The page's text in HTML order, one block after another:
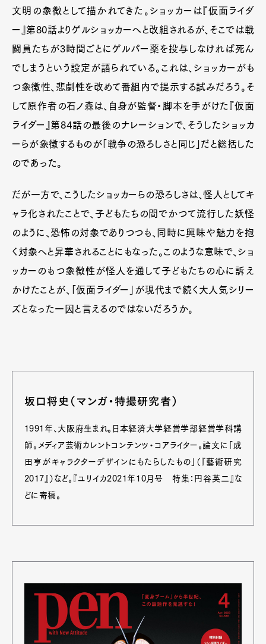
文明の象徴として描かれてきた。ショッカーは『仮面ライダ
ー』第80話よりゲルショッカーへと改組されるが、そこでは戦
闘員たちが3時間ごとにゲルパー薬を投与しなければ死ん
でしまうという設定が語られている。これは、ショッカーがも
つ象徴性、悲劇性を改めて番組内で提示する試みだろう。そ
して原作者の石ノ森は、自身が監督・脚本を手がけた『仮面
ライダー』第84話の最後のナレーションで、そうしたショッカ
ーらが象徴するものが「戦争の恐ろしさと同じ」だと総括した
のであった。
だが一方で、こうしたショッカーらの恐ろしさは、怪人としてキ
ャラ化されたことで、子どもたちの間でかつて流行した妖怪
のように、恐怖の対象でありつつも、同時に興味や魅力を抱
く対象へと昇華されることにもなった。このような意味で、ショ
ッカーのもつ象徴性が怪人を通して子どもたちの心に訴え
かけたことが、「仮面ライダー」が現代まで続く大人気シリー
ズとなった一因と言えるのではないだろうか。
坂口将史（マンガ・特撮研究者）
1991年、大阪府生まれ。日本経済大学経営学部経営学科講
師。メディア芸術カレントコンテンツ・コアライター。論文に「成
田亨がキャラクターデザインにもたらしたもの」（『藝術研究
2017』）など。『ユリイカ2021年10月号 特集：円谷英二』な
どに寄稿。